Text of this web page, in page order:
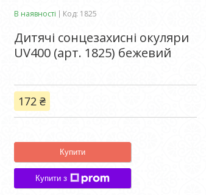
В наявності Код: 1825
Дитячі сонцезахисні окуляри
UV400 (арт. 1825) бежевий
172 ₴
Купити
Купити з